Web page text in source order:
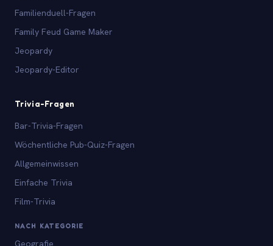
Familienduell-Fragen
Family Feud Game Maker
Jeopardy
Jeopardy-Editor
Trivia-Fragen
Bar-Trivia-Fragen
Wöchentliche Pub-Quiz-Fragen
Allgemeinwissen
Einfache Trivia
Film-Trivia
NACH KATEGORIE
Geografie